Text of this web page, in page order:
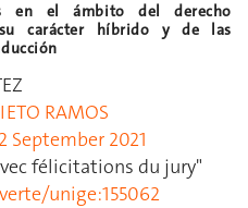
en el ámbito del derecho
carácter híbrido y de las
RAMOS
2 September 2021
félicitations du jury"
unige:155062